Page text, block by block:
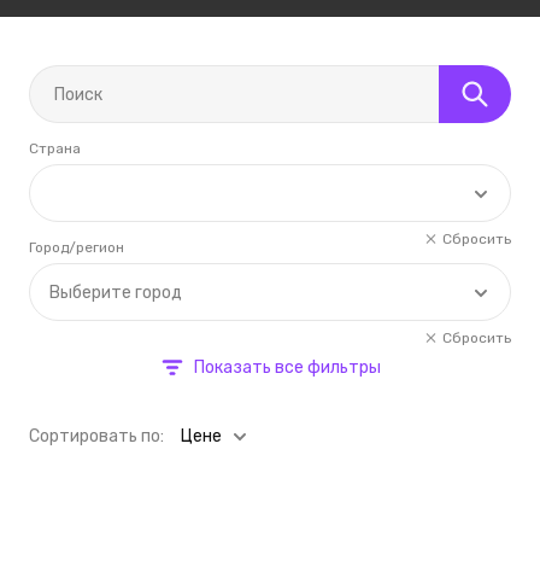
Страна
Сбросить
Выберите город
Город/регион
Сбросить
Показать все фильтры
Cортировать по: Цене